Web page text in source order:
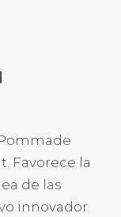
Favorece la
de las
innovador